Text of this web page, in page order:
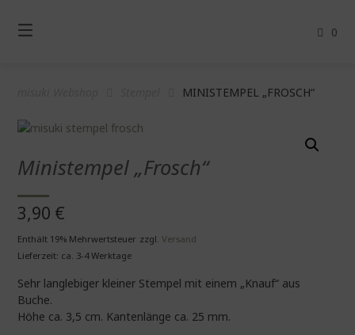
zum
Inhalt
0
MINISTEMPEL „FROSCH“
Ministempel „Frosch“
3,90 €
Enthält 19% Mehrwertsteuer zzgl.Versand
Lieferzeit: ca. 3-4 Werktage
Sehr langlebiger kleiner Stempel mit einem „Knauf“ aus
Buche.
Höhe ca. 3,5 cm. Kantenlänge ca. 25 mm.